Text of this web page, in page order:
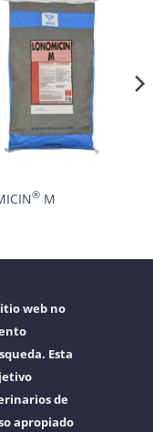
®M
web no
Esta
de
apropiado